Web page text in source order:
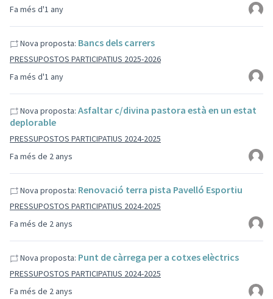
Fa més d'1 any
Fa més d'1 any
Nova proposta: Bancs dels carrers
PRESSUPOSTOS PARTICIPATIUS 2025-2026
Fa més de 2 anys
Nova proposta: Asfaltar c/divina pastora està en un estat
deplorable
PRESSUPOSTOS PARTICIPATIUS 2024-2025
Fa més de 2 anys
Nova proposta: Renovació terra pista Pavelló Esportiu
PRESSUPOSTOS PARTICIPATIUS 2024-2025
Fa més de 2 anys
Nova proposta: Punt de càrrega per a cotxes elèctrics
PRESSUPOSTOS PARTICIPATIUS 2024-2025